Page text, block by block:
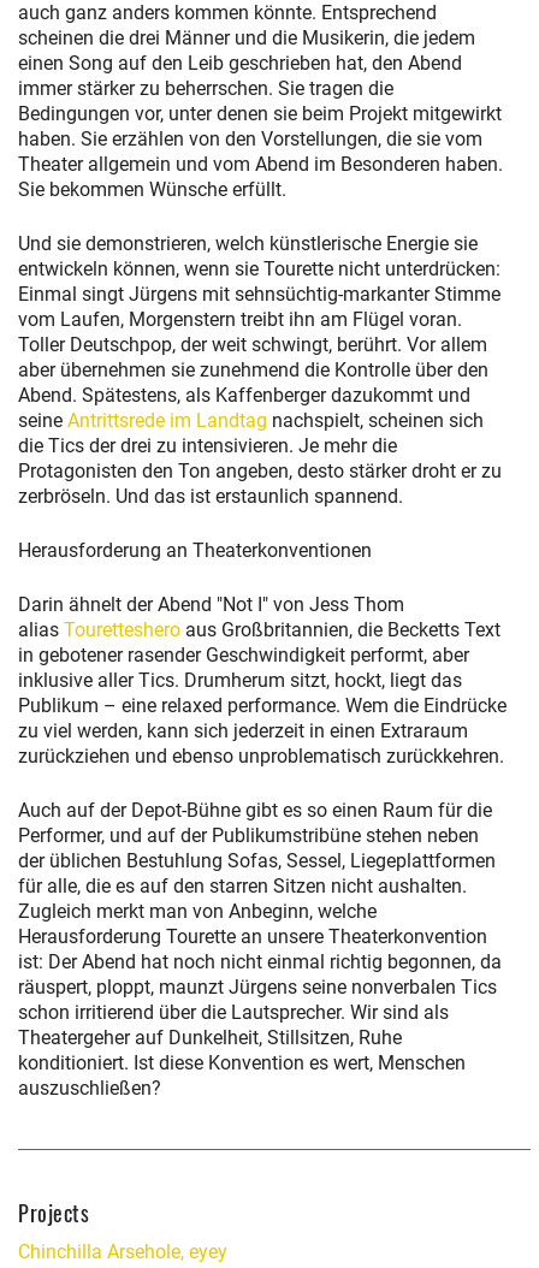
auch ganz anders kommen könnte. Entsprechend
scheinen die drei Männer und die Musikerin, die jedem
einen Song auf den Leib geschrieben hat, den Abend
immer stärker zu beherrschen. Sie tragen die
Bedingungen vor, unter denen sie beim Projekt mitgewirkt
haben. Sie erzählen von den Vorstellungen, die sie vom
Theater allgemein und vom Abend im Besonderen haben.
Sie bekommen Wünsche erfüllt.
Und sie demonstrieren, welch künstlerische Energie sie
entwickeln können, wenn sie Tourette nicht unterdrücken:
Einmal singt Jürgens mit sehnsüchtig-markanter Stimme
vom Laufen, Morgenstern treibt ihn am Flügel voran.
Toller Deutschpop, der weit schwingt, berührt. Vor allem
aber übernehmen sie zunehmend die Kontrolle über den
Abend. Spätestens, als Kaffenberger dazukommt und
seine Antrittsrede im Landtag nachspielt, scheinen sich
die Tics der drei zu intensivieren. Je mehr die
Protagonisten den Ton angeben, desto stärker droht er zu
zerbröseln. Und das ist erstaunlich spannend.
Herausforderung an Theaterkonventionen
Darin ähnelt der Abend "Not I" von Jess Thom
alias Touretteshero aus Großbritannien, die Becketts Text
in gebotener rasender Geschwindigkeit performt, aber
inklusive aller Tics. Drumherum sitzt, hockt, liegt das
Publikum – eine relaxed performance. Wem die Eindrücke
zu viel werden, kann sich jederzeit in einen Extraraum
zurückziehen und ebenso unproblematisch zurückkehren.
Auch auf der Depot-Bühne gibt es so einen Raum für die
Performer, und auf der Publikumstribüne stehen neben
der üblichen Bestuhlung Sofas, Sessel, Liegeplattformen
für alle, die es auf den starren Sitzen nicht aushalten.
Zugleich merkt man von Anbeginn, welche
Herausforderung Tourette an unsere Theaterkonvention
ist: Der Abend hat noch nicht einmal richtig begonnen, da
räuspert, ploppt, maunzt Jürgens seine nonverbalen Tics
schon irritierend über die Lautsprecher. Wir sind als
Theatergeher auf Dunkelheit, Stillsitzen, Ruhe
konditioniert. Ist diese Konvention es wert, Menschen
auszuschließen?
Projects
Chinchilla Arsehole, eyey